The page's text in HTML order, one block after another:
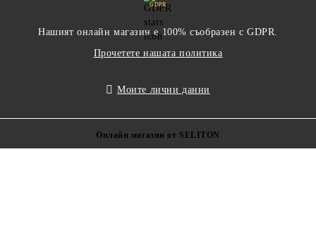
GDPR
Нашият онлайн магазин е 100% съобразен с GDPR.
Прочетете нашата политика
Моите лични данни
Онлайн магазин от SELITON